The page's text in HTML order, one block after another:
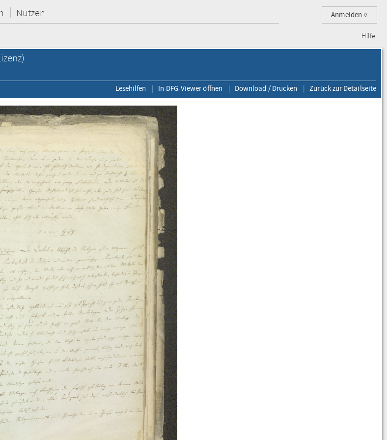
Anmelden
Nutzen
Hilfe
Lesehilfen In DFG-Viewer öffnen Download / Drucken Zurück zur Detailseite